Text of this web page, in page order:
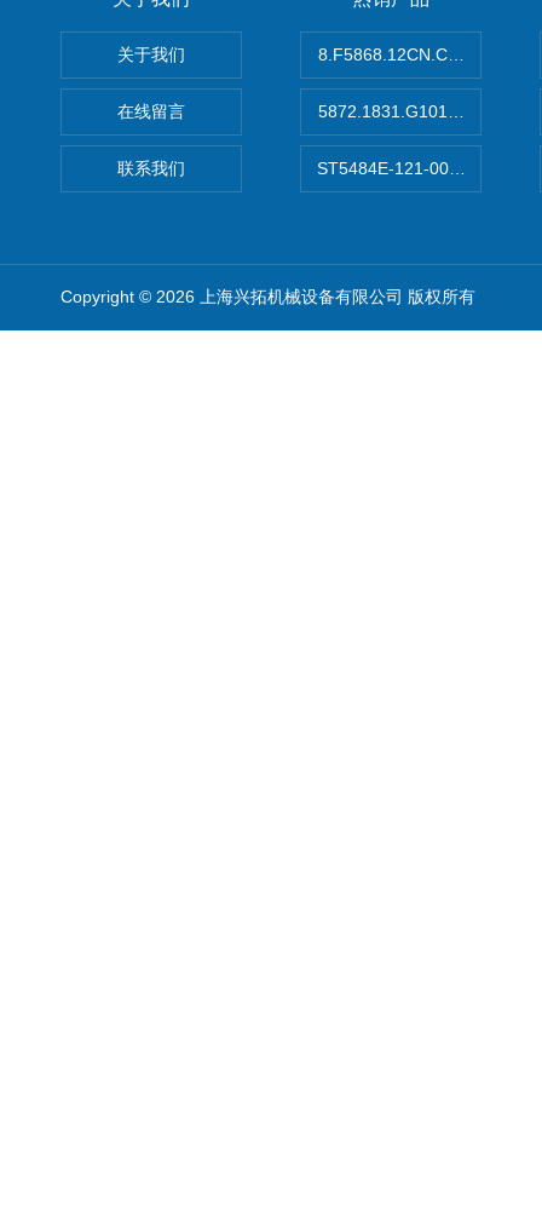
关于我们
在线留言
联系我们
8.F5868.12CN.C122德国
5872.1831.G101德国库伯勒
ST5484E-121-0032-00美国
Copyright © 2026 上海兴拓机械设备有限公司 版权所有